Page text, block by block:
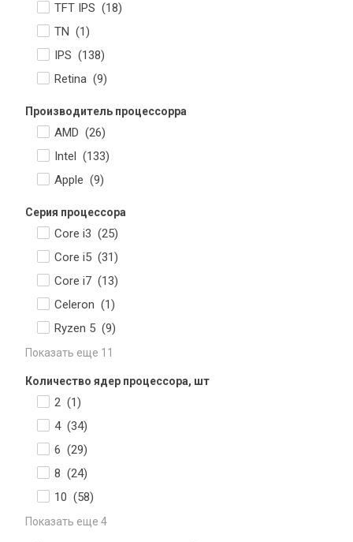
TFT IPS (18)
TN (1)
IPS (138)
Retina (9)
Производитель процессорра
AMD (26)
Intel (133)
Apple (9)
Серия процессора
Core i3 (25)
Core i5 (31)
Core i7 (13)
Celeron (1)
Ryzen 5 (9)
Показать еще 11
Количество ядер процессора, шт
2 (1)
4 (34)
6 (29)
8 (24)
10 (58)
Показать еще 4